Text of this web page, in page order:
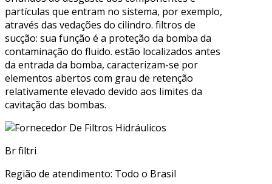
partículas que entram no sistema, por exemplo,
através das vedações do cilindro. filtros de
sucção: sua função é a proteção da bomba da
contaminação do fluido. estão localizados antes
da entrada da bomba, caracterizam-se por
elementos abertos com grau de retenção
relativamente elevado devido aos limites da
cavitação das bombas.
Br filtri
Região de atendimento: Todo o Brasil